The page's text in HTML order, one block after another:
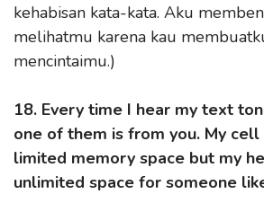
kehabisan kata-kata. Aku
melihatmu karena kau
mencintaimu.)
18. Every time I hear my text
one of them is from you. My cell
limited memory space but my
unlimited space for someone